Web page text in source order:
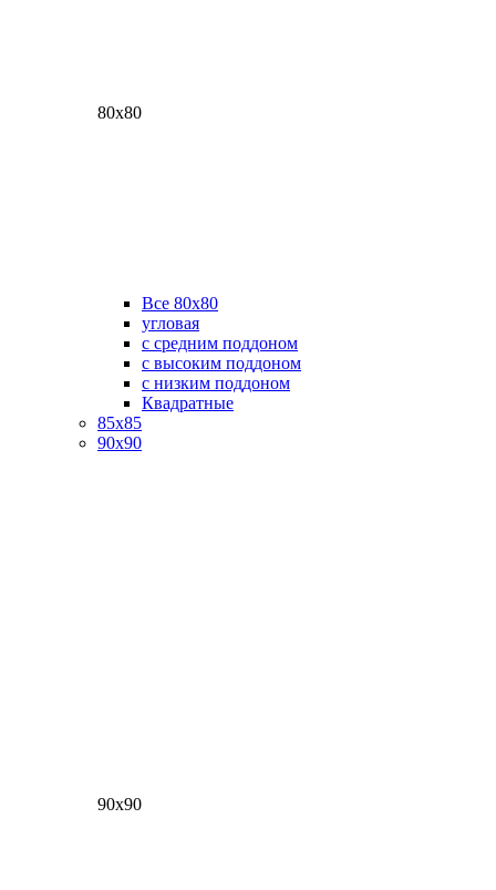
80х80
Все 80х80
угловая
с средним поддоном
с высоким поддоном
с низким поддоном
Квадратные
85х85
90х90
90х90